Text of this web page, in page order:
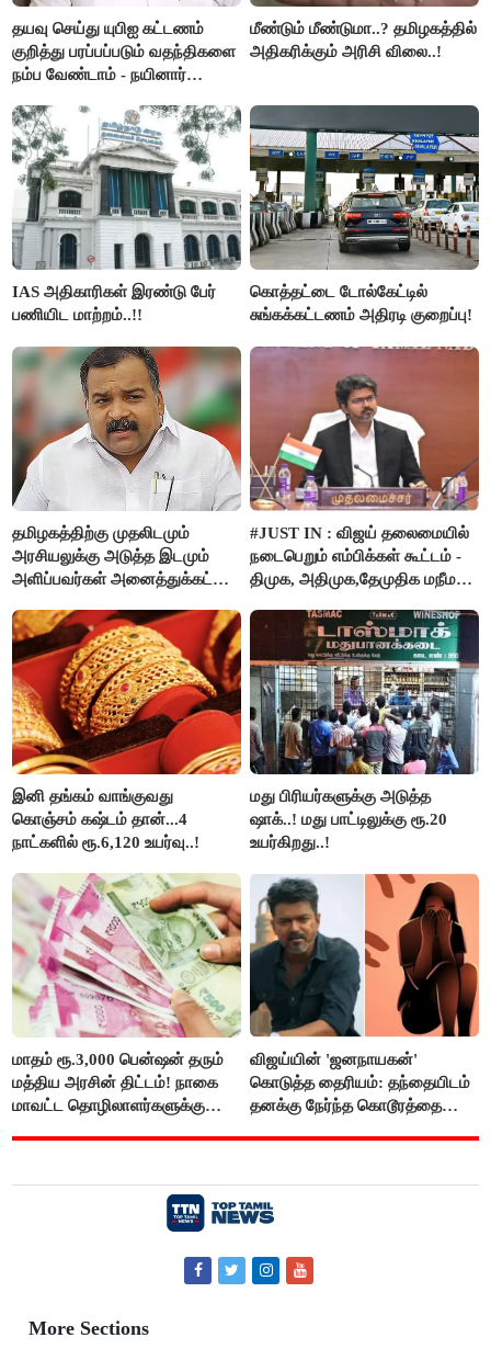
தயவு செய்து யுபிஐ கட்டணம்
குறித்து பரப்பப்படும் வதந்திகளை
நம்ப வேண்டாம் - நயினார்
மீண்டும் மீண்டுமா..? தமிழகத்தில்
அதிகரிக்கும் அரிசி விலை..!
IAS அதிகாரிகள் இரண்டு பேர்
பணியிட மாற்றம்..!!
கொத்தட்டை டோல்கேட்டில்
சுங்கக்கட்டணம் அதிரடி குறைப்பு!
தமிழகத்திற்கு முதலிடமும்
அரசியலுக்கு அடுத்த இடமும்
அளிப்பவர்கள் அனைத்துக்கட்சி
பங்கேற்பார்கள் - மாணிக்கம்
தாகூர்..!!
#JUST IN : விஜய் தலைமையில்
நடைபெறும் எம்பிக்கள் கூட்டம் -
திமுக, அதிமுக,தேமுதிக மநீம
இனி தங்கம் வாங்குவது
கொஞ்சம் கஷ்டம் தான்...4
நாட்களில் ரூ.6,120 உயர்வு..!
மது பிரியர்களுக்கு அடுத்த
ஷாக்..! மது பாட்டிலுக்கு ரூ.20
உயர்கிறது..!
மாதம் ரூ.3,000 பென்ஷன் தரும்
மத்திய அரசின் திட்டம்! நாகை
மாவட்ட தொழிலாளர்களுக்கு
விஜய்யின் 'ஜனநாயகன்'
கொடுத்த தைரியம்: தந்தையிடம்
தனக்கு நேர்ந்த கொடூரத்தை
More Sections